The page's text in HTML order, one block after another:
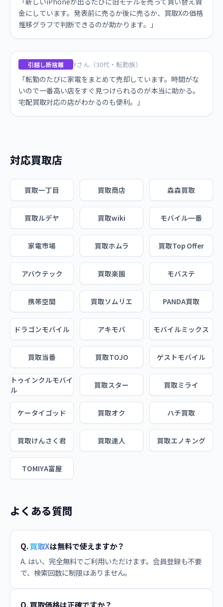
金にしています。発表前に売るか後に売るか、買取Xの価格
推移グラフで判断できるのが助かります。」
引越し断捨離 Yさん（30代・転勤族）
「転勤のたびに家電をまとめて売却しています。時間がな
いので一番高い店をすぐ見つけられるのが本当に助かる。
宅配買取対応の店がわかるのも便利。」
対応買取店
買取一丁目 買取商店 森森買取
買取ルデヤ 買取wiki モバイル一番
家電市場 買取ホムラ 買取Top Offer
アバウテック 買取楽園 モバステ
携帯空間 買取ソムリエ PANDA買取
ドラゴンモバイル アキモバ モバイルミックス
買取当番 買取TOJO ゲストモバイル
トゥインクルモバイ
ル
買取スター 買取ミライ
ケータイゴッド 買取オク ハチ買取
買取けんさく君 買取達人 買取エノキング
TOMIYA富屋
よくある質問
Q.買取Xは無料で使えますか？
A. はい、完全無料でご利用いただけます。会員登録も不要
で、検索回数に制限はありません。
Q. 買取価格は正確ですか？